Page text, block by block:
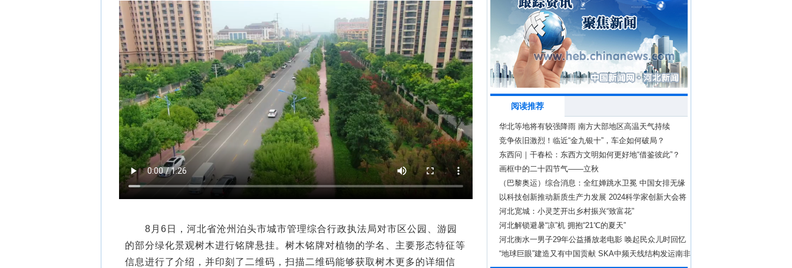
8月6日，河北省沧州泊头市城市管理综合行政执法局对市区公园、游园
的部分绿化景观树木进行铭牌悬挂。树木铭牌对植物的学名、主要形态特征等
信息进行了介绍，并印刻了二维码，扫描二维码能够获取树木更多的详细信
阅读推荐
华北等地将有较强降雨 南方大部地区高温天气持续
竞争依旧激烈！临近“金九银十”，车企如何破局？
东西问｜干春松：东西方文明如何更好地“借鉴彼此”？
画框中的二十四节气——立秋
（巴黎奥运）综合消息：全红婵跳水卫冕 中国女排无缘
四强
以科技创新推动新质生产力发展 2024科学家创新大会将
召开
河北宽城：小灵芝开出乡村振兴“致富花”
河北解锁避暑“凉”机 拥抱“21℃的夏天”
河北衡水一男子29年公益播放老电影 唤起民众儿时回忆
“地球巨眼”建造又有中国贡献 SKA中频天线结构发运南非